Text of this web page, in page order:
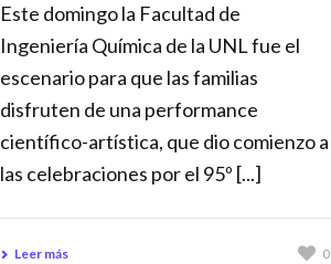
Este domingo la Facultad de
Ingeniería Química de la UNL fue el
escenario para que las familias
disfruten de una performance
científico-artística, que dio comienzo a
las celebraciones por el 95º [...]
Leer más 0